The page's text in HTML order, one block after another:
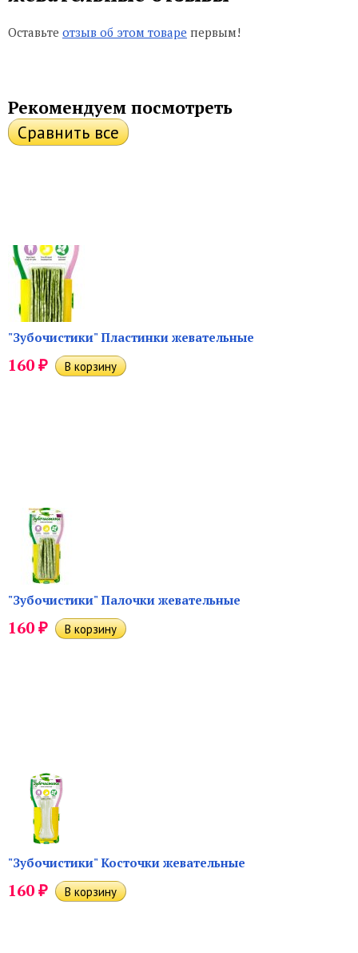
Оставьте отзыв об этом товаре первым!
Рекомендуем посмотреть
"Зубочистики" Пластинки жевательные
160₽
"Зубочистики" Палочки жевательные
160₽
"Зубочистики" Косточки жевательные
160₽